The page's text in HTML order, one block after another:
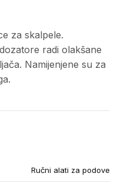
za skalpele.
radi olakšane
Namijenjene su za
Ručni alati za podove